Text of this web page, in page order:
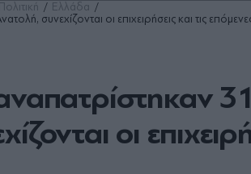
Πολιτική
Ελλάδα
συνεχίζονται οι επιχειρήσεις και τις
οι